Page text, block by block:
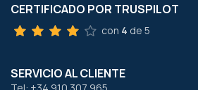
CERTIFICADO POR TRUSPILOT
con 4 de 5
SERVICIO AL CLIENTE